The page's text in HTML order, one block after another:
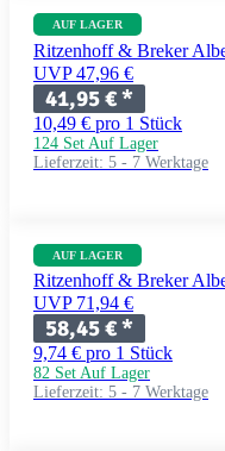
AUF LAGER
Ritzenhoff & Breker
UVP 47,96 €
41,95 €*
10,49 € pro 1 Stück
124 Set Auf Lager
Lieferzeit: 5 - 7 Werktage
AUF LAGER
Ritzenhoff & Breker
UVP 71,94 €
58,45 €*
9,74 € pro 1 Stück
82 Set Auf Lager
Lieferzeit: 5 - 7 Werktage